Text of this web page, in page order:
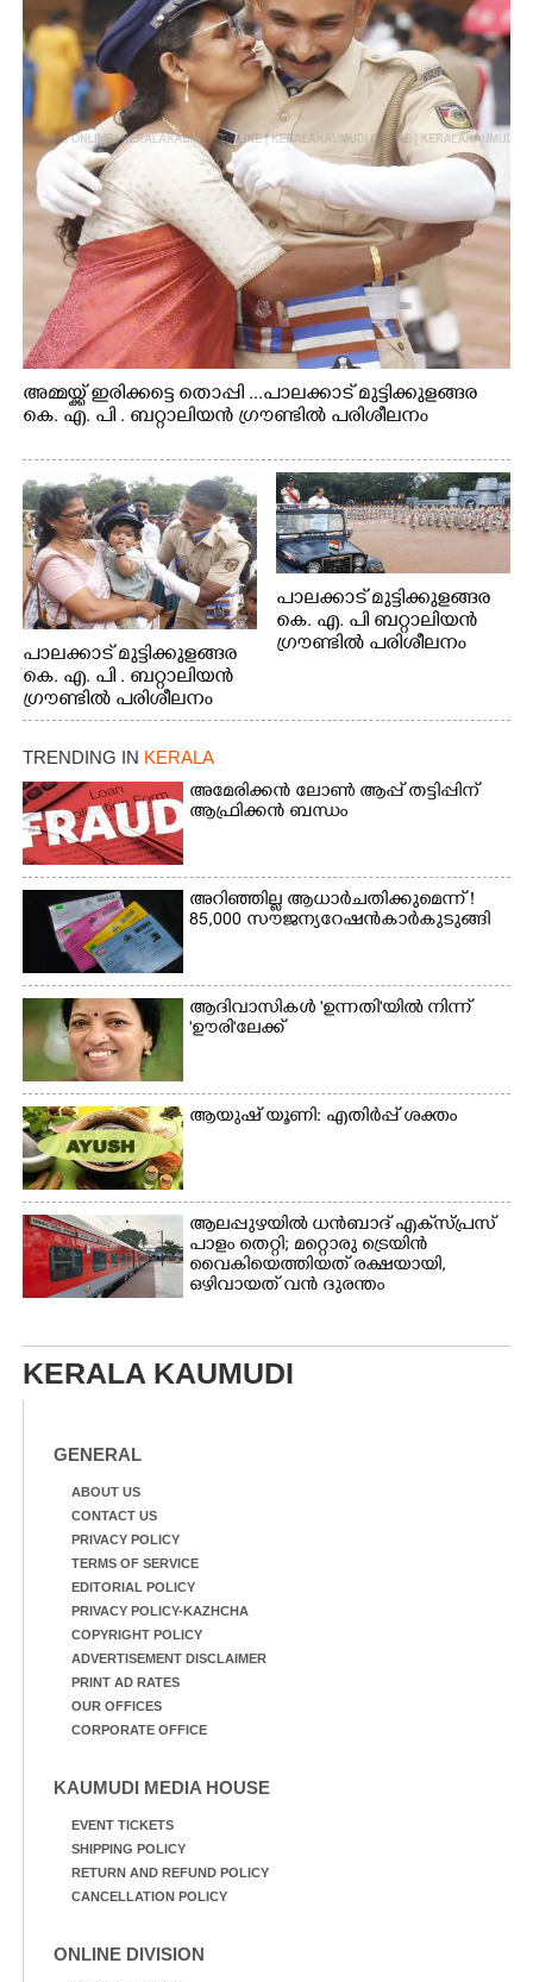
അമ്മയ്ക്ക് ഇരിക്കട്ടെ തൊപ്പി ...പാലക്കാട് മുട്ടിക്കുളങ്ങര
കെ. എ. പി . ബറ്റാലിയൻ ഗ്രൗണ്ടിൽ പരിശീലനം
പാലക്കാട് മുട്ടിക്കുളങ്ങര
കെ. എ. പി . ബറ്റാലിയൻ
ഗ്രൗണ്ടിൽ പരിശീലനം
പാലക്കാട് മുട്ടിക്കുളങ്ങര
കെ. എ. പി ബറ്റാലിയൻ
ഗ്രൗണ്ടിൽ പരിശീലനം
TRENDING IN KERALA
അമേരിക്കൻ ലോൺ ആപ്പ് തട്ടിപ്പിന്
ആഫ്രിക്കൻ ബന്ധം
അറിഞ്ഞില്ല ആധാർ ചതിക്കുമെന്ന് !
85,000 സൗജന്യ റേഷൻകാർ കുടുങ്ങി
ആദിവാസികൾ 'ഉന്നതി'യിൽ നിന്ന്
'ഊരി'ലേക്ക്
ആയുഷ് യൂണി: എതിർപ്പ് ശക്തം
ആലപ്പുഴയിൽ ധൻബാദ് എക്‌സ്പ്രസ്
പാളം തെറ്റി; മറ്റൊരു ട്രെയിൻ
വൈകിയെത്തിയത് രക്ഷയായി,
ഒഴിവായത് വൻ ദുരന്തം
KERALA KAUMUDI
GENERAL
ABOUT US
CONTACT US
PRIVACY POLICY
TERMS OF SERVICE
EDITORIAL POLICY
PRIVACY POLICY-KAZHCHA
COPYRIGHT POLICY
ADVERTISEMENT DISCLAIMER
PRINT AD RATES
OUR OFFICES
CORPORATE OFFICE
KAUMUDI MEDIA HOUSE
EVENT TICKETS
SHIPPING POLICY
RETURN AND REFUND POLICY
CANCELLATION POLICY
ONLINE DIVISION